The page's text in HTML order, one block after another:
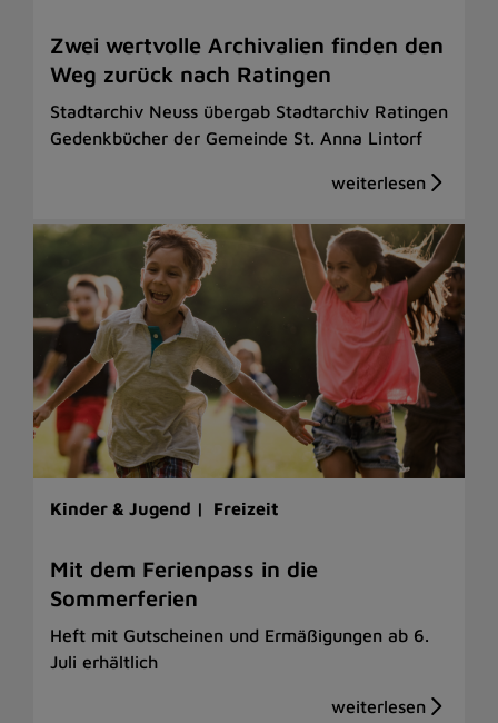
Zwei wertvolle Archivalien finden den
Weg zurück nach Ratingen
Stadtarchiv Neuss übergab Stadtarchiv Ratingen
Gedenkbücher der Gemeinde St. Anna Lintorf
Kinder & Jugend | Freizeit
Mit dem Ferienpass in die
Sommerferien
Heft mit Gutscheinen und Ermäßigungen ab 6.
Juli erhältlich